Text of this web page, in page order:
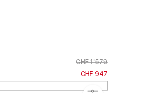
CHF 1'579
CHF 947